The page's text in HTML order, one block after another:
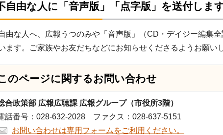
自由な人に「音声版」「点字版」を送付しま
由な人へ、広報うつのみや「音声版」（CD・デイジー編集
ます。ご家族やお友だちなどにお知らせくださるようお願い
のページに関するお問い合わせ
合政策部 広報広聴課 広報グループ（市役所3階）
話番号：028-632-2028 ファクス：028-637-5151
お問い合わせは専用フォームをご利用ください。